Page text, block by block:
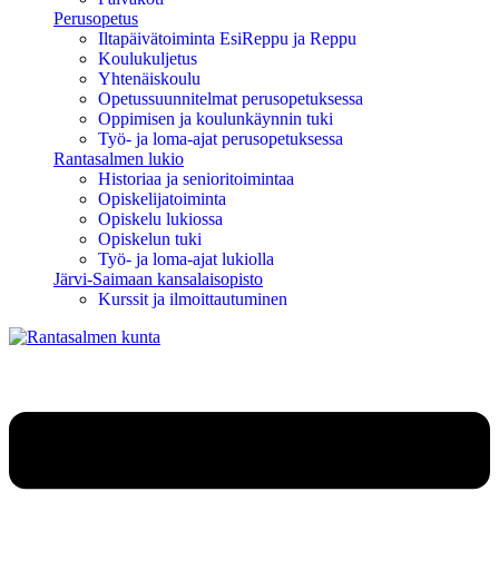
Perusopetus
Iltapäivätoiminta EsiReppu ja Reppu
Koulukuljetus
Yhtenäiskoulu
Opetussuunnitelmat perusopetuksessa
Oppimisen ja koulunkäynnin tuki
Työ- ja loma-ajat perusopetuksessa
Rantasalmen lukio
Historiaa ja senioritoimintaa
Opiskelijatoiminta
Opiskelu lukiossa
Opiskelun tuki
Työ- ja loma-ajat lukiolla
Järvi-Saimaan kansalaisopisto
Kurssit ja ilmoittautuminen